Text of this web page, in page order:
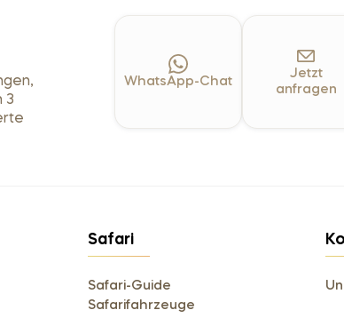
3
WhatsApp-Chat
Jetzt
anfragen
Safari
Safari-Guide
Safarifahrzeuge